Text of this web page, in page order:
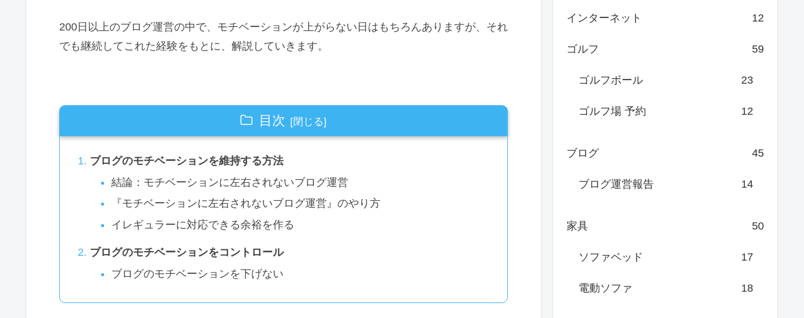
200日以上のブログ運営の中で、モチベーションが上がらない日はもちろんありますが、それ
でも継続してこれた経験をもとに、解説していきます。
目次
ブログのモチベーションを維持する方法
結論：モチベーションに左右されないブログ運営
『モチベーションに左右されないブログ運営』のやり方
イレギュラーに対応できる余裕を作る
ブログのモチベーションをコントロール
ブログのモチベーションを下げない
インターネット 12
ゴルフ 59
ゴルフボール 23
ゴルフ場 予約 12
ブログ 45
ブログ運営報告 14
家具 50
ソファベッド 17
電動ソファ 18